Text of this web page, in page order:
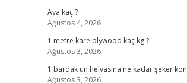
Ava kaç ?
Ağustos 4, 2026
1 metre kare plywood kaç kg ?
Ağustos 3, 2026
1 bardak un helvasına ne kadar şeker
Ağustos 3, 2026